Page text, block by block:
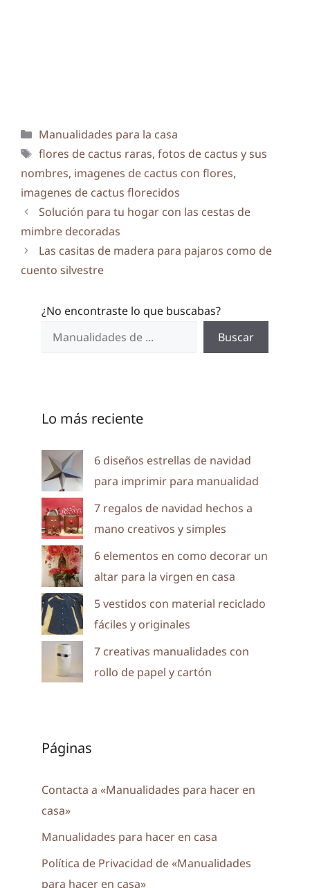
Categorías
Manualidades para la casa
Etiquetas
flores de cactus raras, fotos de cactus y sus
nombres, imagenes de cactus con flores,
imagenes de cactus florecidos
Solución para tu hogar con las cestas de
mimbre decoradas
Las casitas de madera para pajaros como de
cuento silvestre
¿No encontraste lo que buscabas?
Buscar
Lo más reciente
6 diseños estrellas de navidad
para imprimir para manualidad
7 regalos de navidad hechos a
mano creativos y simples
6 elementos en como decorar un
altar para la virgen en casa
5 vestidos con material reciclado
fáciles y originales
7 creativas manualidades con
rollo de papel y cartón
Páginas
Contacta a «Manualidades para hacer en
casa»
Manualidades para hacer en casa
Política de Privacidad de «Manualidades
para hacer en casa»